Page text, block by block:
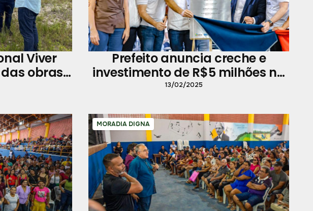
Viver
obras
Prefeito anuncia creche e
investimento de R$5 milhões na
Escola Bosque
13/02/2025
MORADIA DIGNA